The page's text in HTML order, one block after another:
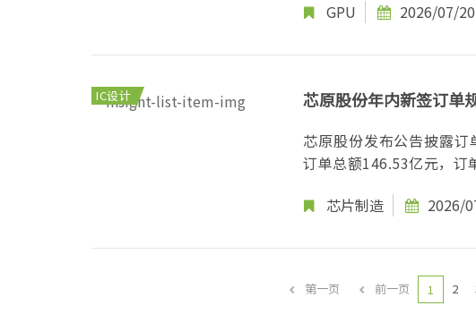
GPU
2026/07/20
IC设计 芯原股份年内新签订单
芯原股份发布公告披露
订单总额146.53亿元，订
芯片制造
2026/
第一页 前一页 1 2